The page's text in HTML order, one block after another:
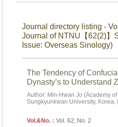
Journal directory listing -
Journal of NTNU【62(2)】
Issue: Overseas Sinology)
The Tendency of
Dynasty’s to Understand
Author: Min-Hwan Jo (Academy
Sungkyunkwan University, Korea,
Vol.&No.：Vol. 62, No. 2